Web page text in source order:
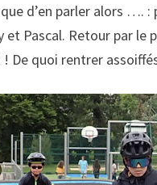
d’en parler alors ….
Pascal. Retour par
De quoi rentrer